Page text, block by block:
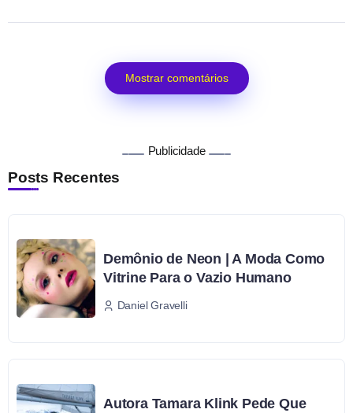
Mostrar comentários
Publicidade
Posts Recentes
Demônio de Neon | A Moda Como
Vitrine Para o Vazio Humano
Daniel Gravelli
Autora Tamara Klink Pede Que